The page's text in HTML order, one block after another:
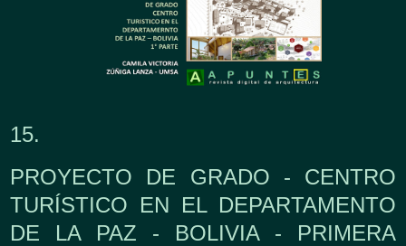
15.
PROYECTO DE GRADO - CENTRO
TURÍSTICO EN EL DEPARTAMENTO
DE LA PAZ - BOLIVIA - PRIMERA